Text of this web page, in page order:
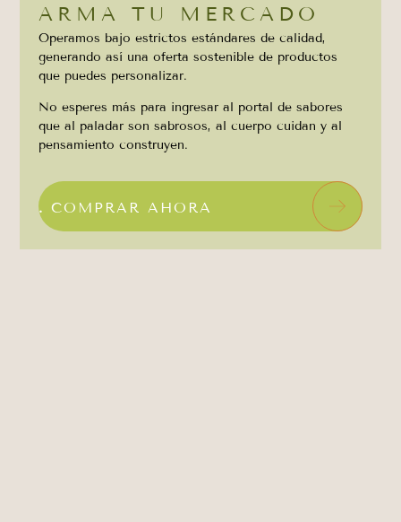
ARMA TU MERCADO
Operamos bajo estrictos estándares de calidad,
generando así una oferta sostenible de productos
que puedes personalizar.
No esperes más para ingresar al portal de sabores
que al paladar son sabrosos, al cuerpo cuidan y al
pensamiento construyen.
. COMPRAR AHORA